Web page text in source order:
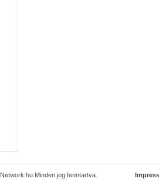
Minden jog fenntartva.